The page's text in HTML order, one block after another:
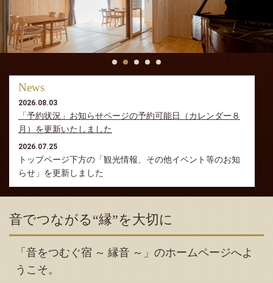
News
2026.08.03
「予約状況」お知らせページの予約可能日（カレンダー８
月）を更新いたしました
2026.07.25
トップページ下方の「観光情報、その他イベント等のお知
らせ」を更新しました
月）を掲載いたしました
2026.07.09
「予約状況」お知らせページの予約可能日（カレンダー７
月）を更新いたしました
2026.07.06
音でつながる“縁”を大切に
「音をつむぐ宿 ～ 縁音 ～」のホームページへよ
うこそ。